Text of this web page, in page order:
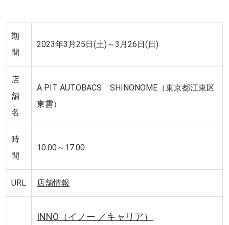
期
間
2023年3月25日(土)～3月26日(日)
店
舗
名
A PIT AUTOBACS SHINONOME（東京都江東区
東雲）
時
間
10:00～17:00
URL 店舗情報
INNO（イノー ／キャリア）